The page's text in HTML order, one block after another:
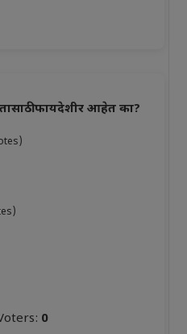
फायदेशीर आहेत का?
0